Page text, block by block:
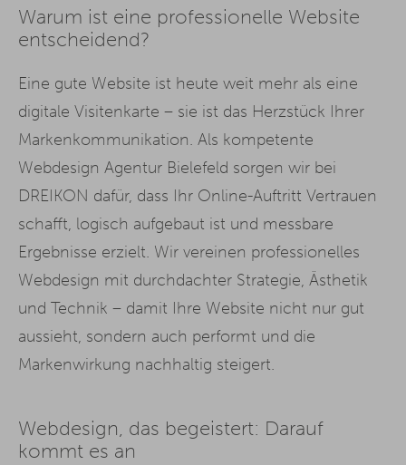
Warum ist eine professionelle Website
entscheidend?
Eine gute Website ist heute weit mehr als eine
digitale Visitenkarte – sie ist das Herzstück Ihrer
Markenkommunikation. Als kompetente
Webdesign Agentur Bielefeld sorgen wir bei
DREIKON dafür, dass Ihr Online-Auftritt Vertrauen
schafft, logisch aufgebaut ist und messbare
Ergebnisse erzielt. Wir vereinen professionelles
Webdesign mit durchdachter Strategie, Ästhetik
und Technik – damit Ihre Website nicht nur gut
aussieht, sondern auch performt und die
Markenwirkung nachhaltig steigert.
Webdesign, das begeistert: Darauf
kommt es an